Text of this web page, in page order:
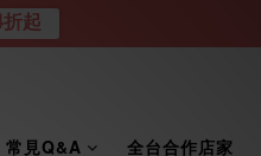
常見Q&A 全台合作店家
起